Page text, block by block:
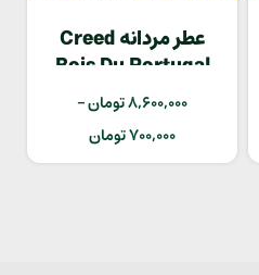
عطر مردانه Creed
Bois Du Portugal
8,600,000تومان–
700,000تومان